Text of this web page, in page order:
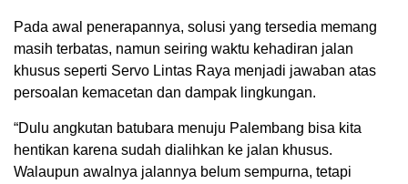
Pada awal penerapannya, solusi yang tersedia memang
masih terbatas, namun seiring waktu kehadiran jalan
khusus seperti Servo Lintas Raya menjadi jawaban atas
persoalan kemacetan dan dampak lingkungan.
“Dulu angkutan batubara menuju Palembang bisa kita
hentikan karena sudah dialihkan ke jalan khusus.
Walaupun awalnya jalannya belum sempurna, tetapi